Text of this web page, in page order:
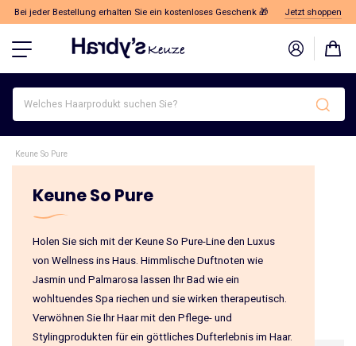
Bei jeder Bestellung erhalten Sie ein kostenloses Geschenk 🎁 Jetzt shoppen
Haarprodukt
suchen
Sie?
Keune So Pure
Keune So Pure
Holen Sie sich mit der Keune So Pure-Line den Luxus
von Wellness ins Haus. Himmlische Duftnoten wie
Jasmin und Palmarosa lassen Ihr Bad wie ein
wohltuendes Spa riechen und sie wirken therapeutisch.
Verwöhnen Sie Ihr Haar mit den Pflege- und
Stylingprodukten für ein göttliches Dufterlebnis im Haar.